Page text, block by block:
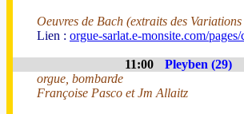
Oeuvres de Bach (extraits des
Lien : orgue-sarlat.e-monsite.com/
11:00
Pleyben (29)
orgue, bombarde
Françoise Pasco et Jm Allaitz